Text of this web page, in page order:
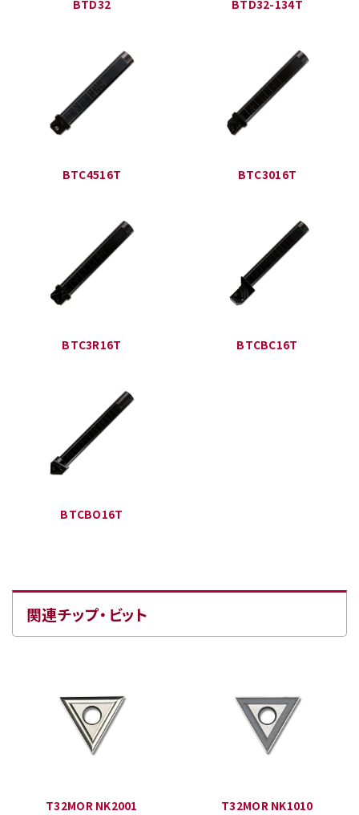
BTD32 BTD32-134T
BTC4516T BTC3016T
BTC3R16T BTCBC16T
BTCBO16T
関連チップ・ビット
T32MOR NK2001 T32MOR NK1010